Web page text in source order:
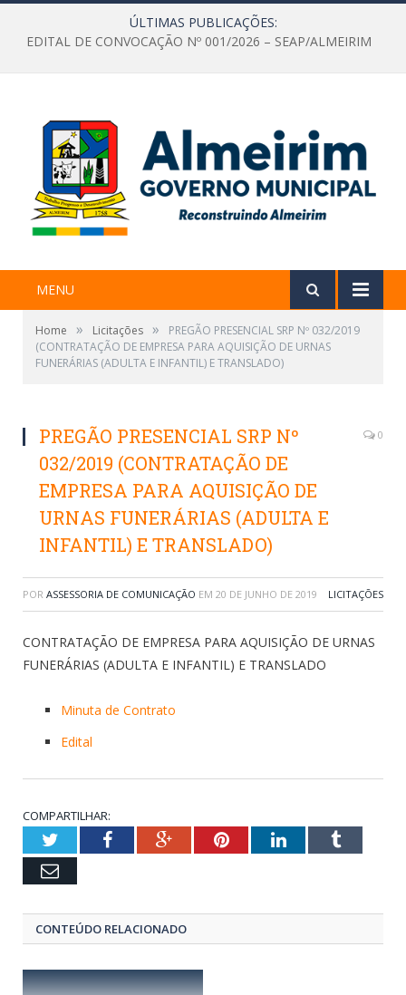
ÚLTIMAS PUBLICAÇÕES:
EDITAL DE CONVOCAÇÃO Nº 001/2026 – SEAP/ALMEIRIM
MENU
Home » Licitações »
PREGÃO PRESENCIAL SRP Nº 032/2019
(CONTRATAÇÃO DE EMPRESA PARA AQUISIÇÃO DE URNAS
FUNERÁRIAS (ADULTA E INFANTIL) E TRANSLADO)
PREGÃO PRESENCIAL SRP Nº
032/2019 (CONTRATAÇÃO DE
EMPRESA PARA AQUISIÇÃO DE
URNAS FUNERÁRIAS (ADULTA E
INFANTIL) E TRANSLADO)
0
POR ASSESSORIA DE COMUNICAÇÃO EM 20 DE JUNHO DE 2019 LICITAÇÕES
CONTRATAÇÃO DE EMPRESA PARA AQUISIÇÃO DE URNAS
FUNERÁRIAS (ADULTA E INFANTIL) E TRANSLADO
Minuta de Contrato
Edital
COMPARTILHAR:
TwitterFacebookGoogle+PinterestLinkedInTumblr
Email
CONTEÚDO RELACIONADO